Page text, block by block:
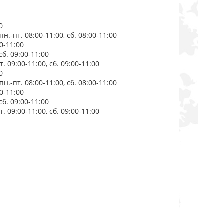
пт. 08:00-11:00, сб. 08:00-11:00
11:00
09:00-11:00
11:00, сб. 09:00-11:00
пт. 08:00-11:00, сб. 08:00-11:00
11:00
09:00-11:00
11:00, сб. 09:00-11:00